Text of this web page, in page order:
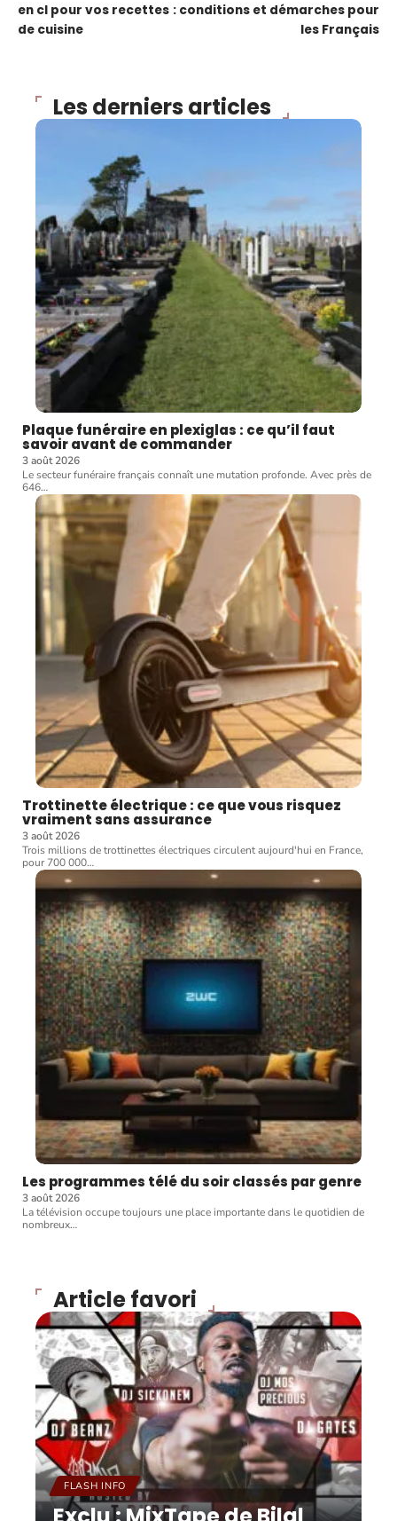
en cl pour vos recettes
de cuisine
: conditions et démarches pour
les Français
Les derniers articles
Plaque funéraire en plexiglas : ce qu’il faut
savoir avant de commander
3 août 2026
Le secteur funéraire français connaît une mutation profonde. Avec près de
646…
Trottinette électrique : ce que vous risquez
vraiment sans assurance
3 août 2026
Trois millions de trottinettes électriques circulent aujourd'hui en France,
pour 700 000…
Les programmes télé du soir classés par genre
3 août 2026
La télévision occupe toujours une place importante dans le quotidien de
nombreux…
Article favori
FLASH INFO